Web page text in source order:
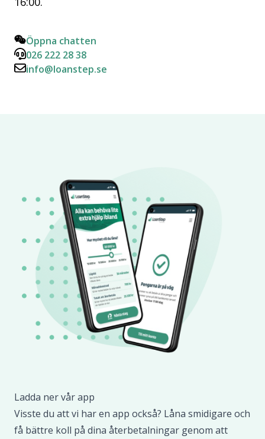
Öppna chatten
026 222 28 38
info@loanstep.se
Ladda ner vår app
Visste du att vi har en app också? Låna smidigare och
få bättre koll på dina återbetalningar genom att